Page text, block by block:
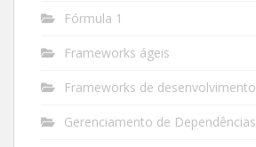
Fórmula 1
Frameworks ágeis
Frameworks de desenvolvimento
Gerenciamento de Dependências